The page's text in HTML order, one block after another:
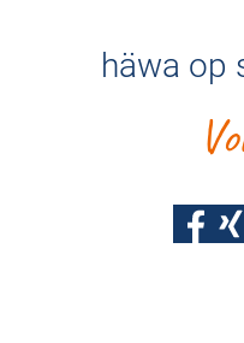
häwa op